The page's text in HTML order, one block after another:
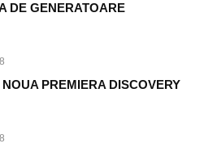
DE GENERATOARE
PREMIERA DISCOVERY